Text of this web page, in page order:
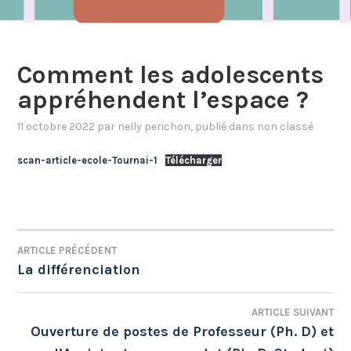
Comment les adolescents
appréhendent l’espace ?
11 octobre 2022 par nelly perichon, publié dans non classé
scan-article-ecole-Tournai-1 Télécharger
NAVIGATION
DE
L’ARTICLE
ARTICLE PRÉCÉDENT
La différenciation
ARTICLE SUIVANT
Ouverture de postes de Professeur (Ph. D) et